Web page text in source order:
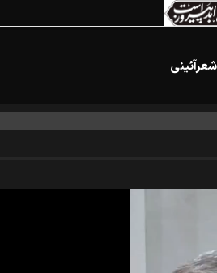
شعرآئینی